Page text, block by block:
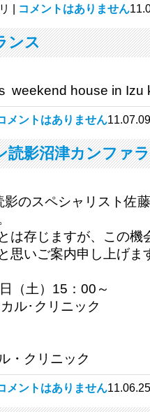
| コメントはありません
ンス
weekend house in Izu
メントはありません
読影沼津カンファ
のスペシャリスト佐
は存じますが、この機
思いご案内申し上げま
日（土） 15 ： 00 ～
ル･クリニック
・クリニック
メントはありません